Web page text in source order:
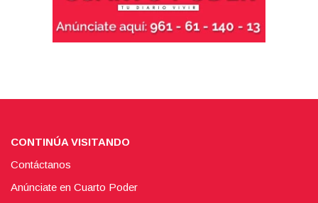
CONTINÚA VISITANDO
Contáctanos
Anúnciate en Cuarto Poder